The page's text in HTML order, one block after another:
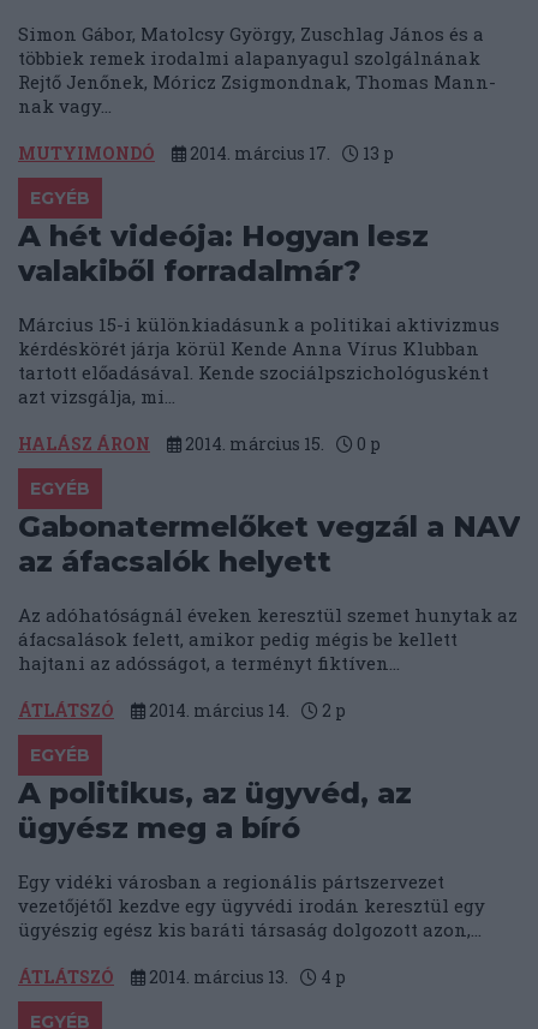
Simon Gábor, Matolcsy György, Zuschlag János és a
többiek remek irodalmi alapanyagul szolgálnának
Rejtő Jenőnek, Móricz Zsigmondnak, Thomas Mann-
nak vagy...
MUTYIMONDÓ 2014. március 17. 13 p
EGYÉB
A hét videója: Hogyan lesz
valakiből forradalmár?
Március 15-i különkiadásunk a politikai aktivizmus
kérdéskörét járja körül Kende Anna Vírus Klubban
tartott előadásával. Kende szociálpszichológusként
azt vizsgálja, mi...
HALÁSZ ÁRON 2014. március 15. 0 p
EGYÉB
Gabonatermelőket vegzál a NAV
az áfacsalók helyett
Az adóhatóságnál éveken keresztül szemet hunytak az
áfacsalások felett, amikor pedig mégis be kellett
hajtani az adósságot, a terményt fiktíven...
ÁTLÁTSZÓ 2014. március 14. 2 p
EGYÉB
A politikus, az ügyvéd, az
ügyész meg a bíró
Egy vidéki városban a regionális pártszervezet
vezetőjétől kezdve egy ügyvédi irodán keresztül egy
ügyészig egész kis baráti társaság dolgozott azon,...
ÁTLÁTSZÓ 2014. március 13. 4 p
EGYÉB